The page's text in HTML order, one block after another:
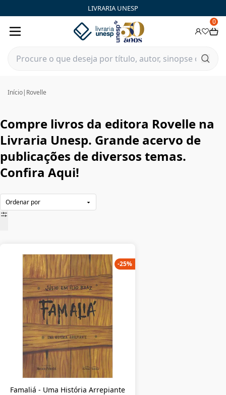
LIVRARIA UNESP
0
Início| Rovelle
Compre livros da editora Rovelle na
Livraria Unesp. Grande acervo de
publicações de diversos temas.
Confira Aqui!
Famaliá - Uma História Arrepiante
-25%
Rovelle|Livraria Unesp | FastStore PLP